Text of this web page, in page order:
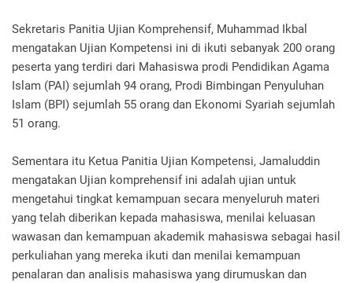
Sekretaris Panitia Ujian Komprehensif, Muhammad Ikbal
mengatakan Ujian Kompetensi ini di ikuti sebanyak 200 orang
peserta yang terdiri dari Mahasiswa prodi Pendidikan Agama
Islam (PAI) sejumlah 94 orang, Prodi Bimbingan Penyuluhan
Islam (BPI) sejumlah 55 orang dan Ekonomi Syariah sejumlah
51 orang.
Sementara itu Ketua Panitia Ujian Kompetensi, Jamaluddin
mengatakan Ujian komprehensif ini adalah ujian untuk
mengetahui tingkat kemampuan secara menyeluruh materi
yang telah diberikan kepada mahasiswa, menilai keluasan
wawasan dan kemampuan akademik mahasiswa sebagai hasil
perkuliahan yang mereka ikuti dan menilai kemampuan
penalaran dan analisis mahasiswa yang dirumuskan dan